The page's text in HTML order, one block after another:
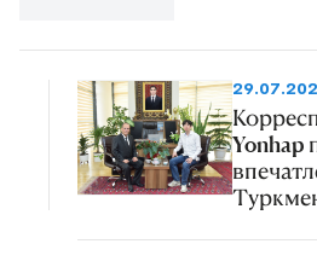
Yonhap